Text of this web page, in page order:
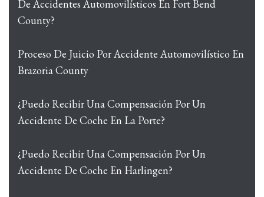
De Accidentes Automovilísticos En Fort Bend
County?
Proceso De Juicio Por Accidente Automovilístico En
Brazoria County
¿Puedo Recibir Una Compensación Por Un
Accidente De Coche En La Porte?
¿Puedo Recibir Una Compensación Por Un
Accidente De Coche En Harlingen?